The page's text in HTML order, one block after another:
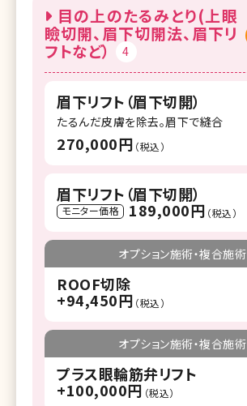
目の上のたるみとり(上眼
瞼切開、眉下切開法、眉下リ
フトなど）
4
眉下リフト（眉下切開）
たるんだ皮膚を除去。眉下で縫合
270,000円 （税込）
眉下リフト（眉下切開）
モニター価格 189,000円 （税込）
オプション施術・複合施術
ROOF切除
+94,450円 （税込）
オプション施術・複合施術
プラス眼輪筋弁リフト
+100,000円 （税込）